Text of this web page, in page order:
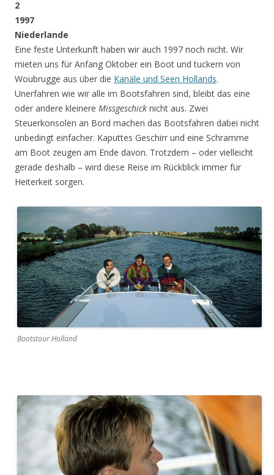
2
1997
Niederlande
Eine feste Unterkunft haben wir auch 1997 noch nicht. Wir
mieten uns für Anfang Oktober ein Boot und tuckern von
Woubrugge aus über die Kanäle und Seen Hollands.
Unerfahren wie wir alle im Bootsfahren sind, bleibt das eine
oder andere kleinere Missgeschick nicht aus. Zwei
Steuerkonsolen an Bord machen das Bootsfahren dabei nicht
unbedingt einfacher. Kaputtes Geschirr und eine Schramme
am Boot zeugen am Ende davon. Trotzdem – oder vielleicht
gerade deshalb – wird diese Reise im Rückblick immer für
Heiterkeit sorgen.
Bootstour Holland